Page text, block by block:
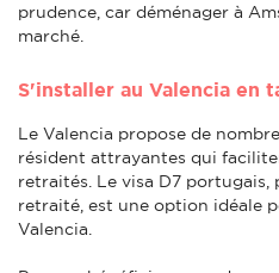
prudence, car déménager à
marché.
S'installer au Valencia en
Le Valencia propose de
résident attrayantes qui
retraités. Le visa D7 portugais,
retraité, est une option idéale
Valencia.